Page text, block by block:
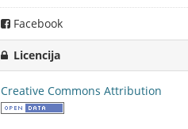
Facebook
Licencija
Creative Commons Attribution